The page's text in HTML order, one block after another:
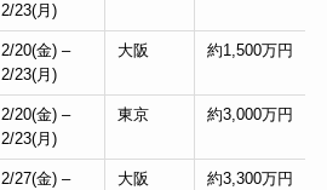
2/23(月)
2/20(金) –
2/23(月)
大阪 約1,500万円
2/20(金) –
2/23(月)
東京 約3,000万円
2/27(金) –
大阪 約3,300万円